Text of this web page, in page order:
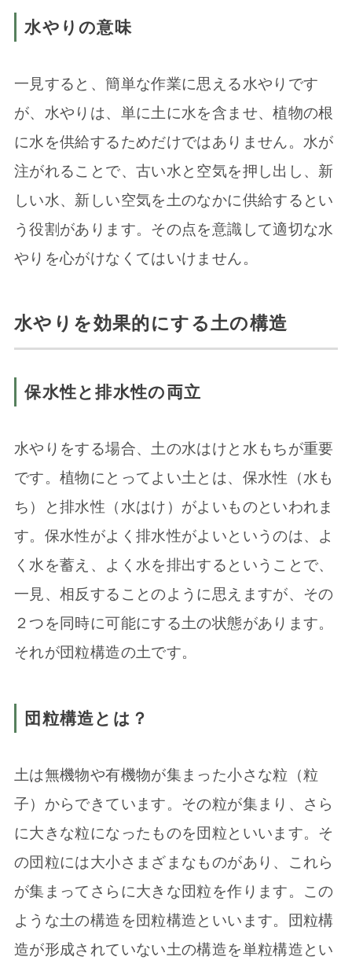
水やりの意味
一見すると、簡単な作業に思える水やりです
が、水やりは、単に土に水を含ませ、植物の根
に水を供給するためだけではありません。水が
注がれることで、古い水と空気を押し出し、新
しい水、新しい空気を土のなかに供給するとい
う役割があります。その点を意識して適切な水
やりを心がけなくてはいけません。
水やりを効果的にする土の構造
保水性と排水性の両立
水やりをする場合、土の水はけと水もちが重要
です。植物にとってよい土とは、保水性（水も
ち）と排水性（水はけ）がよいものといわれま
す。保水性がよく排水性がよいというのは、よ
く水を蓄え、よく水を排出するということで、
一見、相反することのように思えますが、その
２つを同時に可能にする土の状態があります。
それが団粒構造の土です。
団粒構造とは？
土は無機物や有機物が集まった小さな粒（粒
子）からできています。その粒が集まり、さら
に大きな粒になったものを団粒といいます。そ
の団粒には大小さまざまなものがあり、これら
が集まってさらに大きな団粒を作ります。この
ような土の構造を団粒構造といいます。団粒構
造が形成されていない土の構造を単粒構造とい